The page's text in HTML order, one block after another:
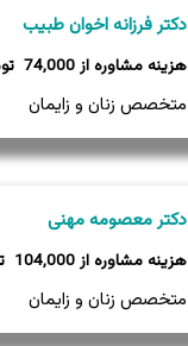
دکتر فرزانه اخوان طبیب
74,000
متخصص زنان و زایمان
دکتر معصومه مهنی
104,000
متخصص زنان و زایمان